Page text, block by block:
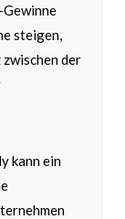
steigen,
der
kann ein